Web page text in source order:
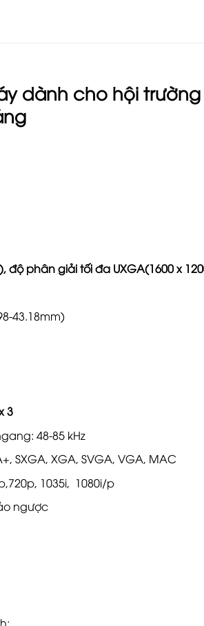
dành cho hội
độ phân giải tối đa UXGA(1600 x
43.18mm)
3
48-85 kHz
SXGA, XGA, SVGA, VGA, MAC
1035i, 1080i/p
ngược